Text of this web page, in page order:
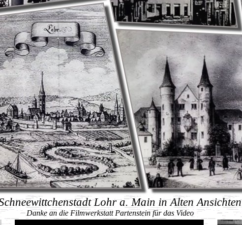
Lohr a. Main in Alten Ansichten
Danke an die Filmwerkstatt Partenstein für das Video